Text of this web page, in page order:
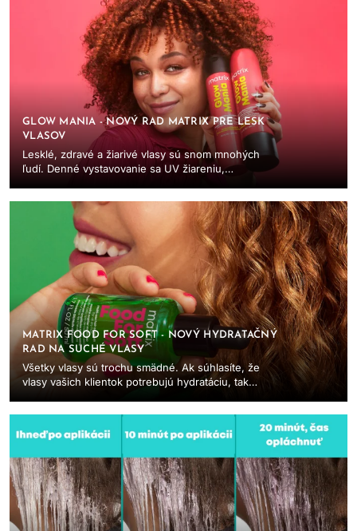
GLOW MANIA - NOVÝ RAD MATRIX PRE LESK
VLASOV
Lesklé, zdravé a žiarivé vlasy sú snom mnohých
ľudí. Denné vystavovanie sa UV žiareniu,
MATRIX FOOD FOR SOFT - NOVÝ HYDRATAČNÝ
RAD NA SUCHÉ VLASY
Všetky vlasy sú trochu smädné. Ak súhlasíte, že
vlasy vašich klientok potrebujú hydratáciu, tak